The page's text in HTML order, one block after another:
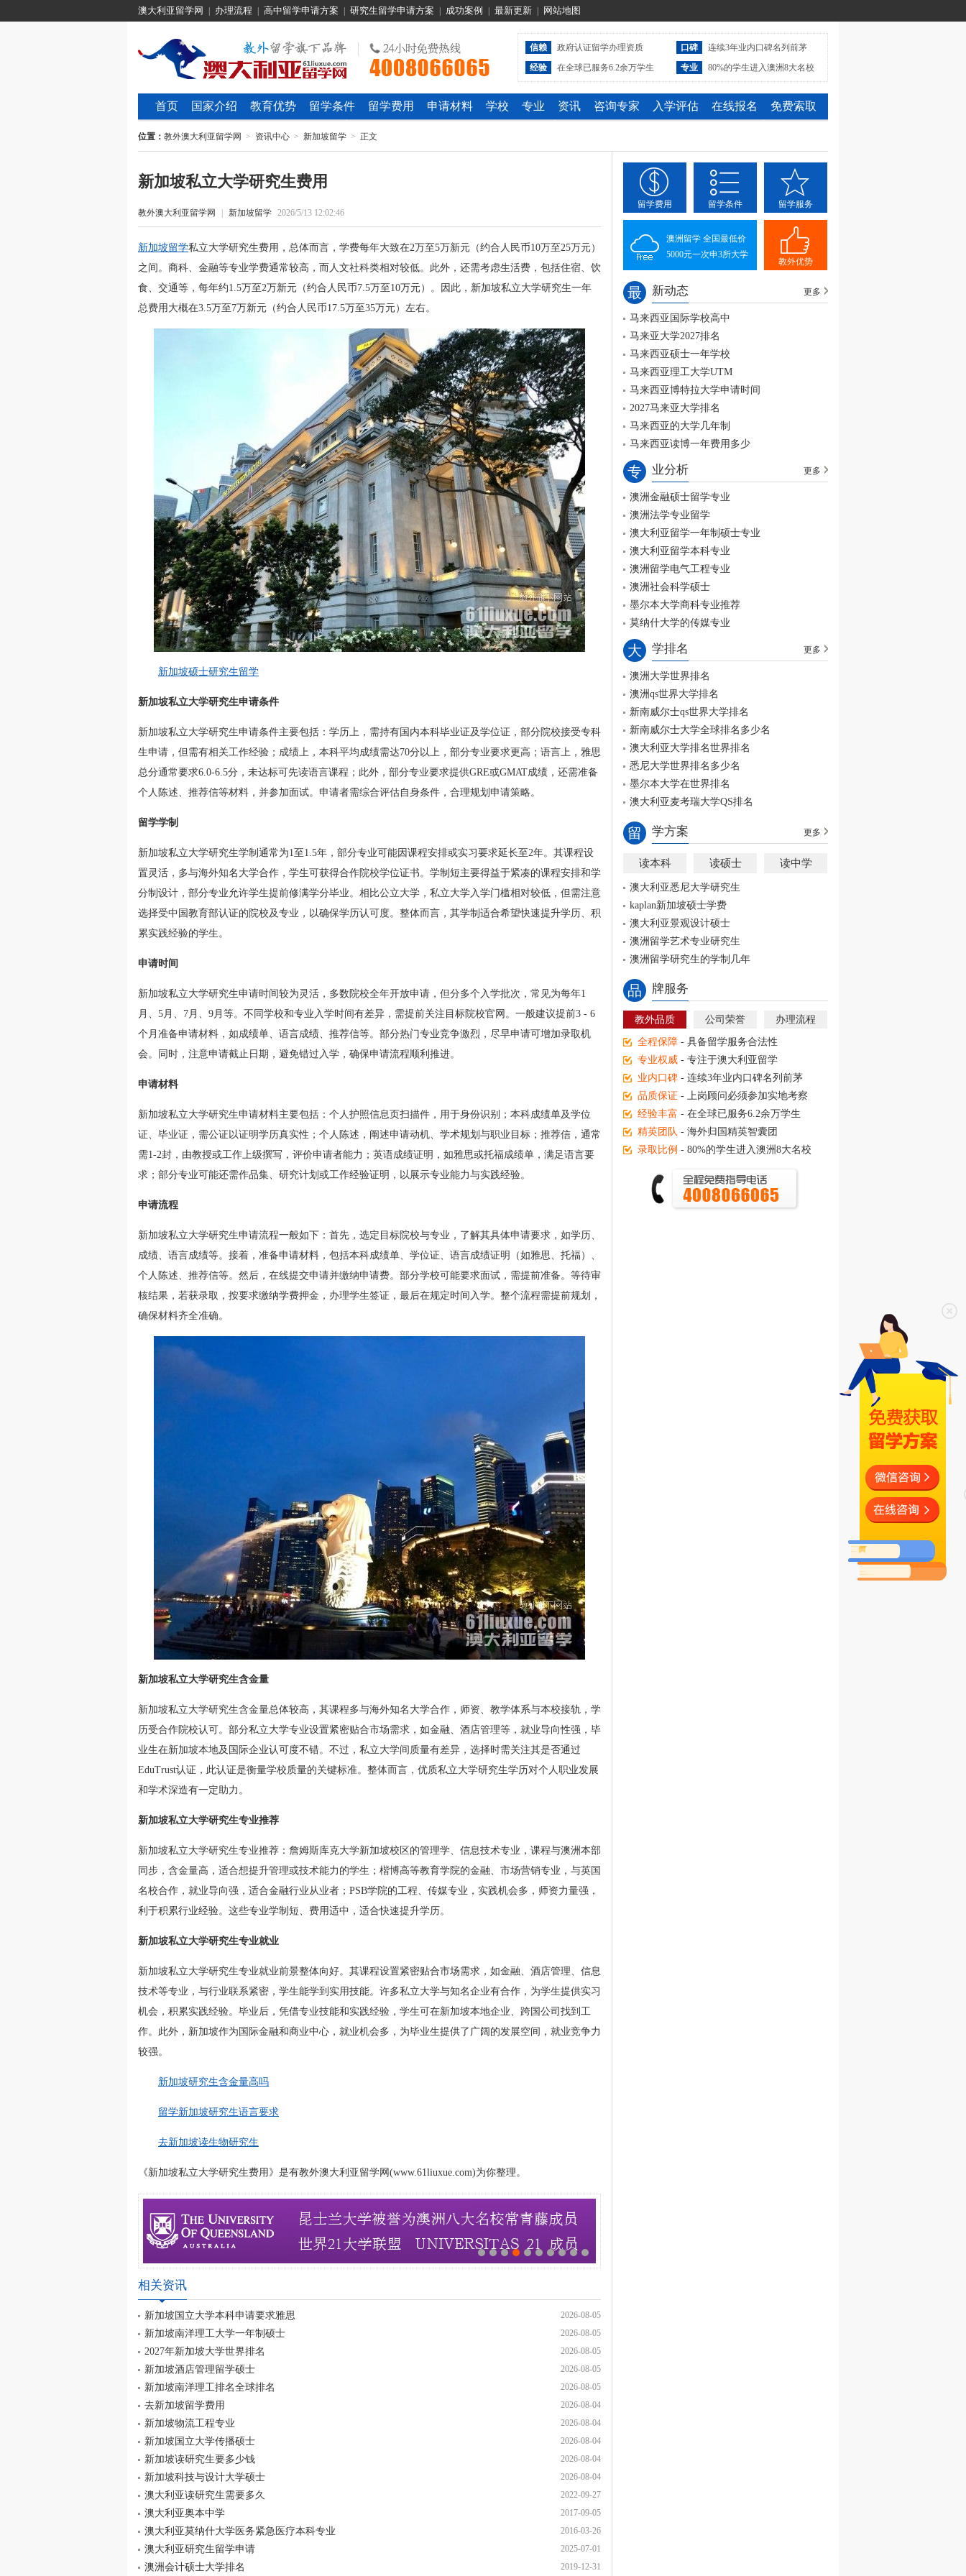
澳大利亚留学网 办理流程 高中留学申请方案 研究生留学申请方案 成功案例 最新更新 网站地图
信赖 政府认证留学办理资质 口碑
连续3年业内口碑名列前茅
经验
在全球已服务6.2余万学生 专业 80%的学生进入澳洲8大名校
首页 国家介绍 教育优势 留学条件 留学费用 申请材料 学校 专业 资讯 咨询专家 入学评估 在线报名 免费索取
位置： 教外澳大利亚留学网 > 资讯中心 > 新加坡留学 > 正文
新加坡私立大学研究生费用
教外澳大利亚留学网 新加坡留学 2026/5/13 12:02:46
新加坡留学私立大学研究生费用，总体而言，学费每年大致在2万至5万新元（约合人民币10万至25万元）
之间。商科、金融等专业学费通常较高，而人文社科类相对较低。此外，还需考虑生活费，包括住宿、饮
食、交通等，每年约1.5万至2万新元（约合人民币7.5万至10万元）。因此，新加坡私立大学研究生一年
总费用大概在3.5万至7万新元（约合人民币17.5万至35万元）左右。
新加坡硕士研究生留学
新加坡私立大学研究生申请条件
新加坡私立大学研究生申请条件主要包括：学历上，需持有国内本科毕业证及学位证，部分院校接受专科
生申请，但需有相关工作经验；成绩上，本科平均成绩需达70分以上，部分专业要求更高；语言上，雅思
总分通常要求6.0-6.5分，未达标可先读语言课程；此外，部分专业要求提供GRE或GMAT成绩，还需准备
个人陈述、推荐信等材料，并参加面试。申请者需综合评估自身条件，合理规划申请策略。
留学学制
新加坡私立大学研究生学制通常为1至1.5年，部分专业可能因课程安排或实习要求延长至2年。其课程设
置灵活，多与海外知名大学合作，学生可获得合作院校学位证书。学制短主要得益于紧凑的课程安排和学
分制设计，部分专业允许学生提前修满学分毕业。相比公立大学，私立大学入学门槛相对较低，但需注意
选择受中国教育部认证的院校及专业，以确保学历认可度。整体而言，其学制适合希望快速提升学历、积
累实践经验的学生。
申请时间
新加坡私立大学研究生申请时间较为灵活，多数院校全年开放申请，但分多个入学批次，常见为每年1
月、5月、7月、9月等。不同学校和专业入学时间有差异，需提前关注目标院校官网。一般建议提前3 - 6
个月准备申请材料，如成绩单、语言成绩、推荐信等。部分热门专业竞争激烈，尽早申请可增加录取机
会。同时，注意申请截止日期，避免错过入学，确保申请流程顺利推进。
申请材料
新加坡私立大学研究生申请材料主要包括：个人护照信息页扫描件，用于身份识别；本科成绩单及学位
证、毕业证，需公证以证明学历真实性；个人陈述，阐述申请动机、学术规划与职业目标；推荐信，通常
需1-2封，由教授或工作上级撰写，评价申请者能力；英语成绩证明，如雅思或托福成绩单，满足语言要
求；部分专业可能还需作品集、研究计划或工作经验证明，以展示专业能力与实践经验。
申请流程
新加坡私立大学研究生申请流程一般如下：首先，选定目标院校与专业，了解其具体申请要求，如学历、
成绩、语言成绩等。接着，准备申请材料，包括本科成绩单、学位证、语言成绩证明（如雅思、托福）、
个人陈述、推荐信等。然后，在线提交申请并缴纳申请费。部分学校可能要求面试，需提前准备。等待审
核结果，若获录取，按要求缴纳学费押金，办理学生签证，最后在规定时间入学。整个流程需提前规划，
确保材料齐全准确。
新加坡私立大学研究生含金量
新加坡私立大学研究生含金量总体较高，其课程多与海外知名大学合作，师资、教学体系与本校接轨，学
历受合作院校认可。部分私立大学专业设置紧密贴合市场需求，如金融、酒店管理等，就业导向性强，毕
业生在新加坡本地及国际企业认可度不错。不过，私立大学间质量有差异，选择时需关注其是否通过
EduTrust认证，此认证是衡量学校质量的关键标准。整体而言，优质私立大学研究生学历对个人职业发展
和学术深造有一定助力。
新加坡私立大学研究生专业推荐
新加坡私立大学研究生专业推荐：詹姆斯库克大学新加坡校区的管理学、信息技术专业，课程与澳洲本部
同步，含金量高，适合想提升管理或技术能力的学生；楷博高等教育学院的金融、市场营销专业，与英国
名校合作，就业导向强，适合金融行业从业者；PSB学院的工程、传媒专业，实践机会多，师资力量强，
利于积累行业经验。这些专业学制短、费用适中，适合快速提升学历。
新加坡私立大学研究生专业就业
新加坡私立大学研究生专业就业前景整体向好。其课程设置紧密贴合市场需求，如金融、酒店管理、信息
技术等专业，与行业联系紧密，学生能学到实用技能。许多私立大学与知名企业有合作，为学生提供实习
机会，积累实践经验。毕业后，凭借专业技能和实践经验，学生可在新加坡本地企业、跨国公司找到工
作。此外，新加坡作为国际金融和商业中心，就业机会多，为毕业生提供了广阔的发展空间，就业竞争力
较强。
新加坡研究生含金量高吗
留学新加坡研究生语言要求
去新加坡读生物研究生
《新加坡私立大学研究生费用》是有教外澳大利亚留学网(www.61liuxue.com)为你整理。
相关资讯
2026-08-05
新加坡国立大学本科申请要求雅思
2026-08-05
新加坡南洋理工大学一年制硕士
2026-08-05
2027年新加坡大学世界排名
2026-08-05
新加坡酒店管理留学硕士
2026-08-05
新加坡南洋理工排名全球排名
2026-08-04
去新加坡留学费用
2026-08-04
新加坡物流工程专业
2026-08-04
新加坡国立大学传播硕士
2026-08-04
新加坡读研究生要多少钱
2026-08-04
新加坡科技与设计大学硕士
2022-09-27
澳大利亚读研究生需要多久
2017-09-05
澳大利亚奥本中学
2016-03-26
澳大利亚莫纳什大学医务紧急医疗本科专业
2025-07-01
澳大利亚研究生留学申请
2019-12-31
澳洲会计硕士大学排名
留学费用 留学条件 留学服务
澳洲留学 全国最低价
5000元一次申3所大学
教外优势
最 新动态 更多
马来西亚国际学校高中
马来亚大学2027排名
马来西亚硕士一年学校
马来西亚理工大学UTM
马来西亚博特拉大学申请时间
2027马来亚大学排名
马来西亚的大学几年制
马来西亚读博一年费用多少
专 业分析 更多
澳洲金融硕士留学专业
澳洲法学专业留学
澳大利亚留学一年制硕士专业
澳大利亚留学本科专业
澳洲留学电气工程专业
澳洲社会科学硕士
墨尔本大学商科专业推荐
莫纳什大学的传媒专业
大 学排名 更多
澳洲大学世界排名
澳洲qs世界大学排名
新南威尔士qs世界大学排名
新南威尔士大学全球排名多少名
澳大利亚大学排名世界排名
悉尼大学世界排名多少名
墨尔本大学在世界排名
澳大利亚麦考瑞大学QS排名
留 学方案 更多
读本科 读硕士 读中学
澳大利亚悉尼大学研究生
kaplan新加坡硕士学费
澳大利亚景观设计硕士
澳洲留学艺术专业研究生
澳洲留学研究生的学制几年
品 牌服务
教外品质 公司荣誉 办理流程
全程保障 - 具备留学服务合法性
专业权威 - 专注于澳大利亚留学
业内口碑 - 连续3年业内口碑名列前茅
品质保证 - 上岗顾问必须参加实地考察
经验丰富 - 在全球已服务6.2余万学生
精英团队 - 海外归国精英智囊团
录取比例 - 80%的学生进入澳洲8大名校